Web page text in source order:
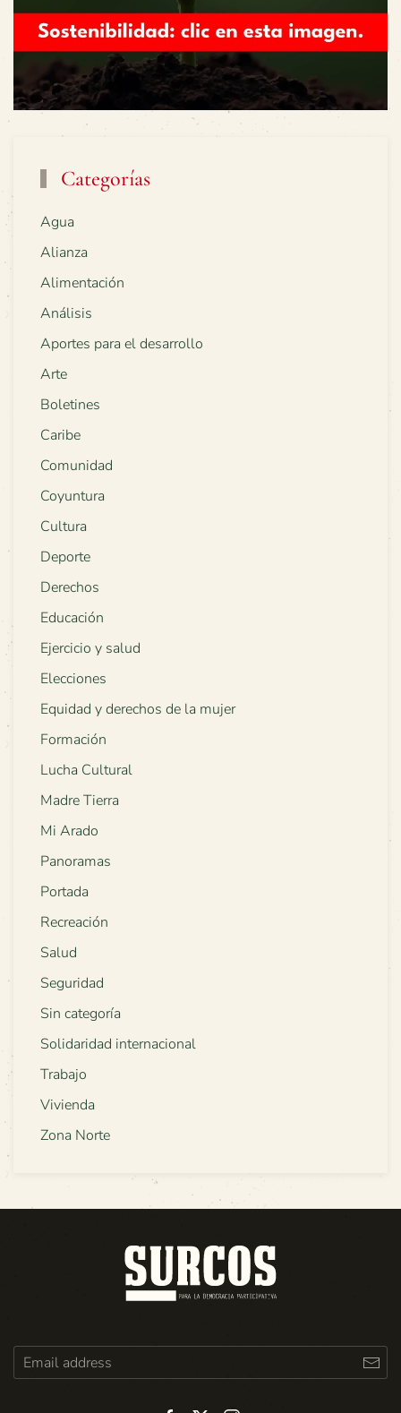
Categorías
Agua
Alianza
Alimentación
Análisis
Aportes para el desarrollo
Arte
Boletines
Caribe
Comunidad
Coyuntura
Cultura
Deporte
Derechos
Educación
Ejercicio y salud
Elecciones
Equidad y derechos de la mujer
Formación
Lucha Cultural
Madre Tierra
Mi Arado
Panoramas
Portada
Recreación
Salud
Seguridad
Sin categoría
Solidaridad internacional
Trabajo
Vivienda
Zona Norte